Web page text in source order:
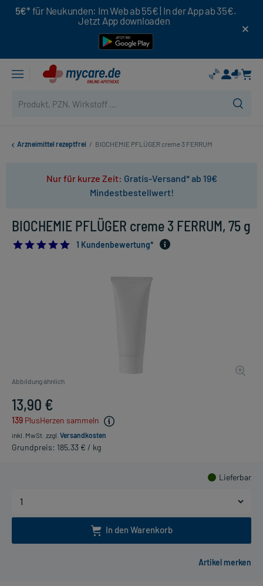
5€* für Neukunden: Im Web ab 55€ | In der App ab 35€.
Jetzt App downloaden
Arzneimittel rezeptfrei / BIOCHEMIE PFLÜGER creme 3 FERRUM
Nur für kurze Zeit: Gratis-Versand* ab 19€
Mindestbestellwert!
BIOCHEMIE PFLÜGER creme 3 FERRUM, 75 g
5.01 Kundenbewertung*
Abbildung ähnlich
13,90 €
139 PlusHerzen sammeln
inkl. MwSt. zzgl. Versandkosten
Grundpreis: 185,33 € / kg
Lieferbar
In den Warenkorb